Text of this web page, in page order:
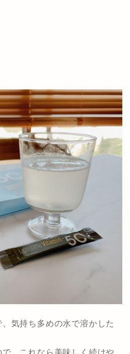
気持ち多めの水で溶かした